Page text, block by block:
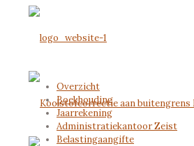
Overzicht
Boekhouding
Jaarrekening
Administratiekantoor Zeist
Belastingaangifte